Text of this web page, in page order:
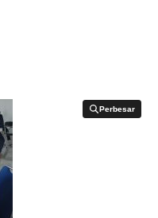
Perbesar
Perbesar